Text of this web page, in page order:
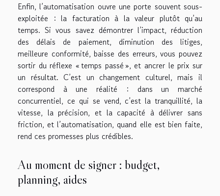
Enfin, l’automatisation ouvre une porte souvent sous-
exploitée : la facturation à la valeur plutôt qu’au
temps. Si vous savez démontrer l’impact, réduction
des délais de paiement, diminution des litiges,
meilleure conformité, baisse des erreurs, vous pouvez
sortir du réflexe « temps passé », et ancrer le prix sur
un résultat. C’est un changement culturel, mais il
correspond à une réalité : dans un marché
concurrentiel, ce qui se vend, c’est la tranquillité, la
vitesse, la précision, et la capacité à délivrer sans
friction, et l’automatisation, quand elle est bien faite,
rend ces promesses plus crédibles.
Au moment de signer : budget,
planning, aides